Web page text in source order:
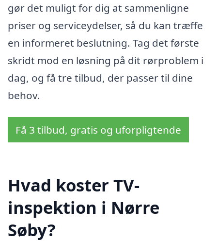
gør det muligt for dig at sammenligne
priser og serviceydelser, så du kan træffe
en informeret beslutning. Tag det første
skridt mod en løsning på dit rørproblem i
dag, og få tre tilbud, der passer til dine
behov.
Få 3 tilbud, gratis og uforpligtende
Hvad koster TV-
inspektion i Nørre
Søby?